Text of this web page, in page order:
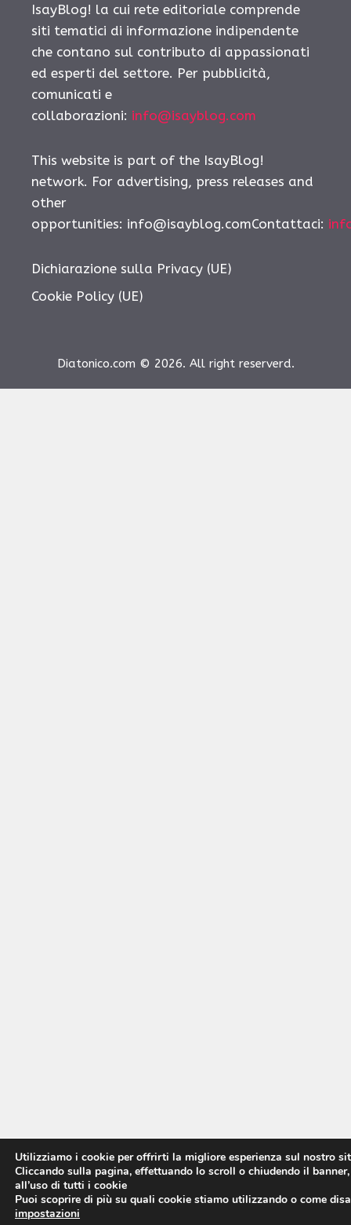
IsayBlog! la cui rete editoriale comprende
siti tematici di informazione indipendente
che contano sul contributo di appassionati
ed esperti del settore. Per pubblicità,
comunicati e
collaborazioni: info@isayblog.com
This website is part of the IsayBlog!
network. For advertising, press releases and
other
opportunities: info@isayblog.comContattaci:
Dichiarazione sulla Privacy (UE)
Cookie Policy (UE)
Diatonico.com © 2026. All right reserverd.
Utilizziamo i cookie per offrirti la migliore esperienza sul nostro
Cliccando sulla pagina, effettuando lo scroll o chiudendo il
all’uso di tutti i cookie
Puoi scoprire di più su quali cookie stiamo utilizzando o come
impostazioni